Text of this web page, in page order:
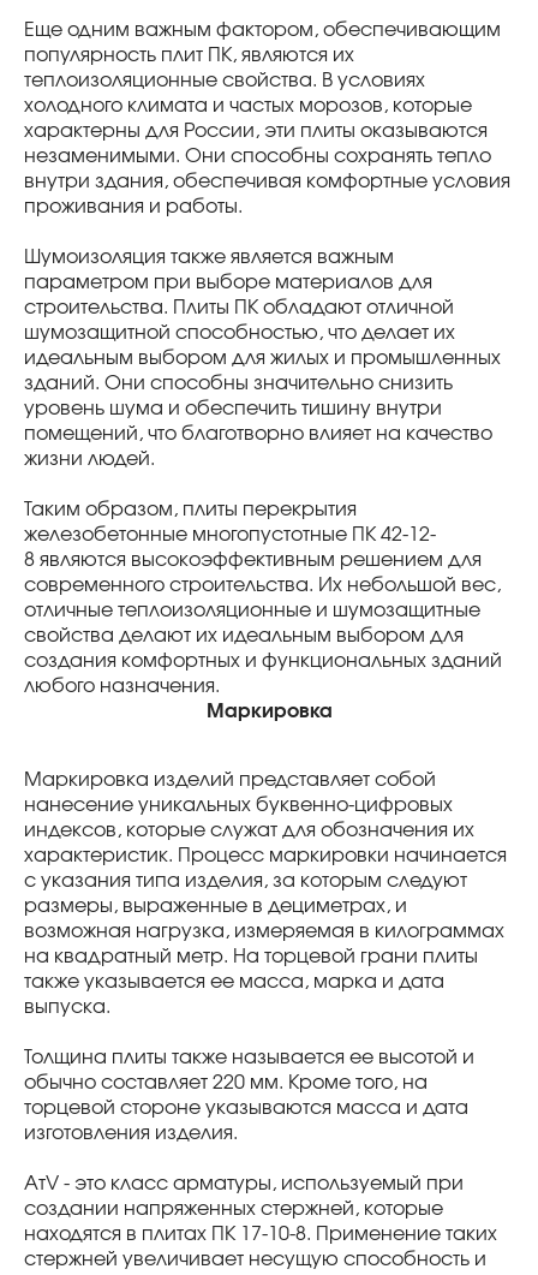
Еще одним важным фактором, обеспечивающим
популярность плит ПК, являются их
теплоизоляционные свойства. В условиях
холодного климата и частых морозов, которые
характерны для России, эти плиты оказываются
незаменимыми. Они способны сохранять тепло
внутри здания, обеспечивая комфортные условия
проживания и работы.
Шумоизоляция также является важным
параметром при выборе материалов для
строительства. Плиты ПК обладают отличной
шумозащитной способностью, что делает их
идеальным выбором для жилых и промышленных
зданий. Они способны значительно снизить
уровень шума и обеспечить тишину внутри
помещений, что благотворно влияет на качество
жизни людей.
Таким образом, плиты перекрытия
железобетонные многопустотные ПК 42-12-
8 являются высокоэффективным решением для
современного строительства. Их небольшой вес,
отличные теплоизоляционные и шумозащитные
свойства делают их идеальным выбором для
создания комфортных и функциональных зданий
любого назначения.
Маркировка
Маркировка изделий представляет собой
нанесение уникальных буквенно-цифровых
индексов, которые служат для обозначения их
характеристик. Процесс маркировки начинается
с указания типа изделия, за которым следуют
размеры, выраженные в дециметрах, и
возможная нагрузка, измеряемая в килограммах
на квадратный метр. На торцевой грани плиты
также указывается ее масса, марка и дата
выпуска.
Толщина плиты также называется ее высотой и
обычно составляет 220 мм. Кроме того, на
торцевой стороне указываются масса и дата
изготовления изделия.
AтV - это класс арматуры, используемый при
создании напряженных стержней, которые
находятся в плитах ПК 17-10-8. Применение таких
стержней увеличивает несущую способность и